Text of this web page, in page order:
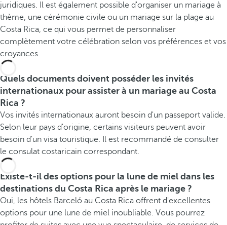
juridiques. Il est également possible d'organiser un mariage à
thème, une cérémonie civile ou un mariage sur la plage au
Costa Rica, ce qui vous permet de personnaliser
complètement votre célébration selon vos préférences et vos
croyances.
Quels documents doivent posséder les invités
internationaux pour assister à un mariage au Costa
Rica ?
Vos invités internationaux auront besoin d'un passeport valide.
Selon leur pays d'origine, certains visiteurs peuvent avoir
besoin d'un visa touristique. Il est recommandé de consulter
le consulat costaricain correspondant.
Existe-t-il des options pour la lune de miel dans les
destinations du Costa Rica après le mariage ?
Oui, les hôtels Barceló au Costa Rica offrent d'excellentes
options pour une lune de miel inoubliable. Vous pourrez